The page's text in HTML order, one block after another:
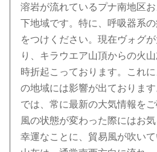
溶岩が流れているプナ南地区
下地域です。特に、呼吸器系
をつけください。現在ヴォグ
り、キラウエア山頂からの火
時折起こっております。これ
の地域には影響が出ておりま
では、常に最新の大気情報を
風の状態が変わった際にはお気
幸運なことに、貿易風が吹い